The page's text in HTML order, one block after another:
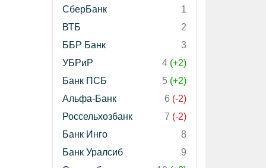
СберБанк
1
ВТБ
2
ББР Банк
3
УБРиР
4 (+2)
Банк ПСБ
5 (+2)
Альфа-Банк
6 (-2)
Россельхозбанк
7 (-2)
Банк Инго
8
Банк Уралсиб
9